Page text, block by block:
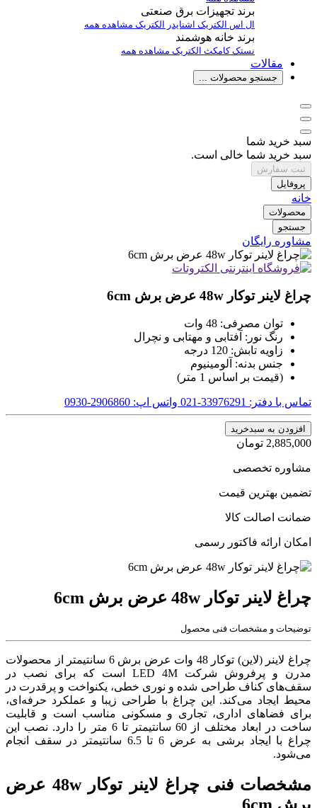
برند تجهیزات برق صنعتی
ال اس الکتریک اشنایدر الکتریک مشاهده همه
برند خانه هوشمند
نستککامکث الکتریک مشاهده همه
مقالات
جستجو محصولات ...
سبد خرید شما
سبد خرید شما خالی است.
ثبت سفارش
پروفایل
خانه
محصولات
جستجو
مشاوره رایگان
چراغ لاینر توکار 48w عرض برش 6cm
توان مصرفی: 48 وات
رنگ نور: آفتابی و مهتابی و نچرال
زاویه تابش: 120 درجه
جنس بدنه: آلومینیوم
(قیمت بر اساس 1 متر)
تماس با دفتر: 33976291-021 واتس اپ: 2906860-0930
افزودن به سبدخرید
2,885,000 تومان
مشاوره تخصصی
تضمین بهترین قیمت
ضمانت اصالت کالا
امکان ارائه فاکتور رسمی
چراغ لاینر توکار 48w عرض برش 6cm
توضیحات و مشخصات فنی محصول
چراغ لاینر (لاین) توکار 48 وات عرض برش 6 سانتیمتر از محصولات
مدرن و پرفروش شرکت LED 4M است که برای نصب در
سقف‌های کناف طراحی شده و نوری خطی، یکنواخت و پرقدرت در
محیط ایجاد می‌کند. این چراغ با طراحی زیبا و عملکرد حرفه‌ای،
برای فضاهای اداری، تجاری و مسکونی مناسب است و قابلیت
ساخت در ابعاد مختلف از 60 سانتیمتر تا 6 متر را دارد. نصب این
چراغ با ایجاد برشی به عرض 6 تا 6.5 سانتیمتر در سقف انجام
می‌شود.
مشخصات فنی چراغ لاینر توکار 48w عرض